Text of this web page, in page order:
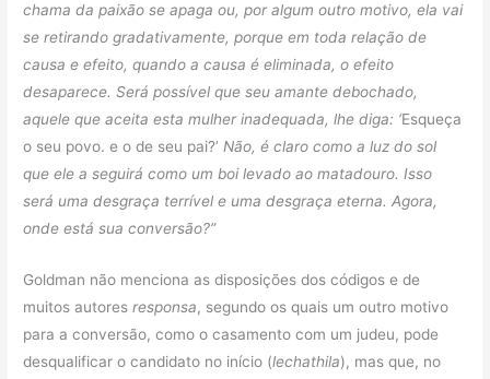
chama da paixão se apaga ou, por algum outro motivo, ela vai
se retirando gradativamente, porque em toda relação de
causa e efeito, quando a causa é eliminada, o efeito
desaparece. Será possível que seu amante debochado,
aquele que aceita esta mulher inadequada, lhe diga: ‘Esqueça
o seu povo. e o de seu pai?’ Não, é claro como a luz do sol
que ele a seguirá como um boi levado ao matadouro. Isso
será uma desgraça terrível e uma desgraça eterna. Agora,
onde está sua conversão?”
Goldman não menciona as disposições dos códigos e de
muitos autoresresponsa, segundo os quais um outro motivo
para a conversão, como o casamento com um judeu, pode
desqualificar o candidato no início (lechathila), mas que, no